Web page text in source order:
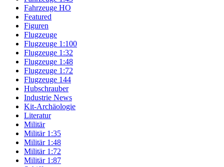
Fahrzeuge HO
Featured
Figuren
Flugzeuge
Flugzeuge 1:100
Flugzeuge 1:32
Flugzeuge 1:48
Flugzeuge 1:72
Flugzeuge 144
Hubschrauber
Industrie News
Kit-Archäologie
Literatur
Militär
Militär 1:35
Militär 1:48
Militär 1:72
Militär 1:87